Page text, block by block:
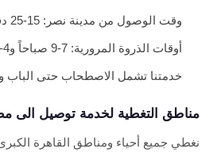
وقت الوصول من مدينة نصر: 15-25 دقيقة. من المعادي أو الزمالك: 35-50 دقيقة حسب الازدحام.
أوقات الذروة المرورية: 7-9 صباحاً و4-7 مساءً — اخرج مبكراً لتجنبها.
خدمتنا تشمل الاصطحاب حتى الباب
مناطق التغطية لخدمة توصيل الى
نغطي جميع أحياء ومناطق القاهرة